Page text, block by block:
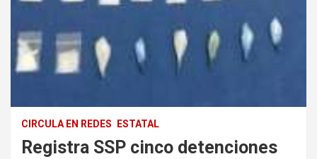
CIRCULA EN REDES ESTATAL
Registra SSP cinco detenciones